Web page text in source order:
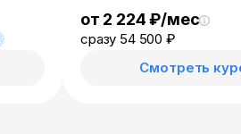
от 2 224 ₽/мес
сразу 54 500 ₽
Смотреть